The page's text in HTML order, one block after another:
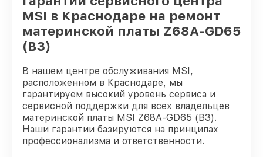
MSI в Краснодаре на ремонт
материнской платы Z68A-GD65
(B3)
В нашем центре обслуживания MSI,
расположенном в Краснодаре, мы
гарантируем высокий уровень сервиса и
сервисной поддержки для всех владельцев
материнской платы MSI Z68A-GD65 (B3).
Наши гарантии базируются на принципах
профессионализма и ответственности.